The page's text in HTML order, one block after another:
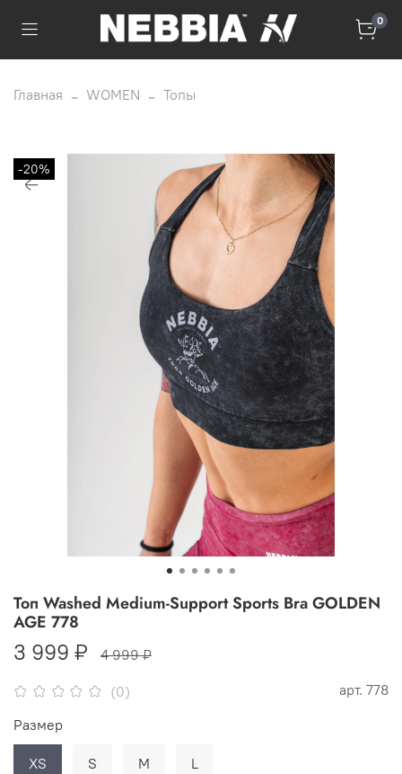
0
Главная WOMEN Топы
-20%
(0) арт. 778
Топ Washed Medium-Support Sports Bra GOLDEN
AGE 778
3 999 ₽ 4 999 ₽
Размер
XS S M L